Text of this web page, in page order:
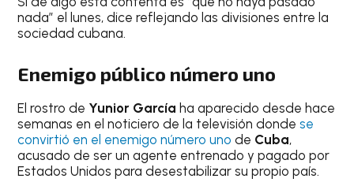
nada” el lunes, dice reflejando las divisiones entre la
sociedad cubana.
Enemigo público número uno
El rostro de Yunior García ha aparecido desde hace
semanas en el noticiero de la televisión dondese
convirtió en el enemigo número unode Cuba,
acusado de ser un agente entrenado y pagado por
Estados Unidos para desestabilizar su propio país.